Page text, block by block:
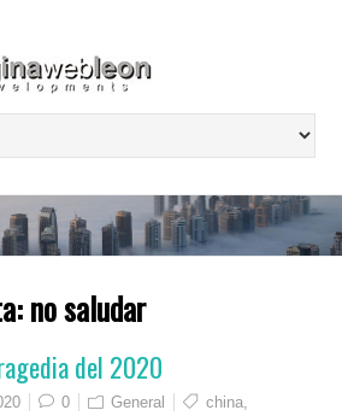
no saludar
del 2020
0 General china